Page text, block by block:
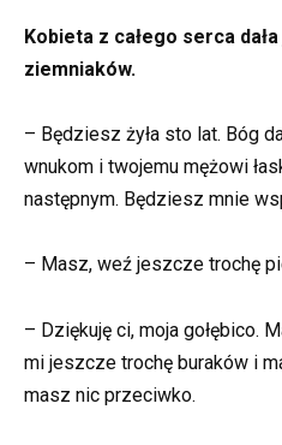
Kobieta z całego serca
ziemniaków.
– Będziesz żyła sto lat. Bóg
wnukom i twojemu mężowi
następnym. Będziesz mnie
– Masz, weź jeszcze trochę
– Dziękuję ci, moja gołębico.
mi jeszcze trochę buraków i
masz nic przeciwko.